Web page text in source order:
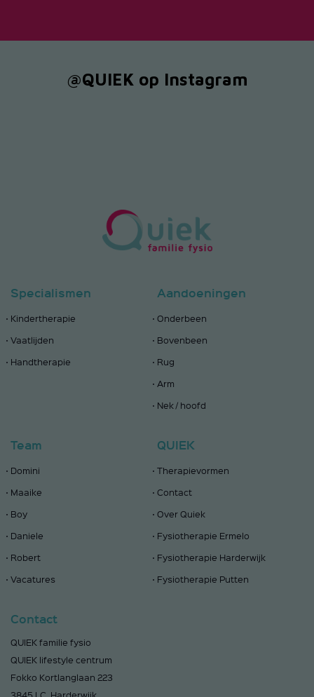
@QUIEK op Instagram
Specialismen
Kindertherapie
Vaatlijden
Handtherapie
Aandoeningen
Onderbeen
Bovenbeen
Rug
Arm
Nek / hoofd
Team
Domini
Maaike
Boy
Daniele
Robert
Vacatures
QUIEK
Therapievormen
Contact
Over Quiek
Fysiotherapie Ermelo
Fysiotherapie Harderwijk
Fysiotherapie Putten
Contact
QUIEK familie fysio
QUIEK lifestyle centrum
Fokko Kortlanglaan 223